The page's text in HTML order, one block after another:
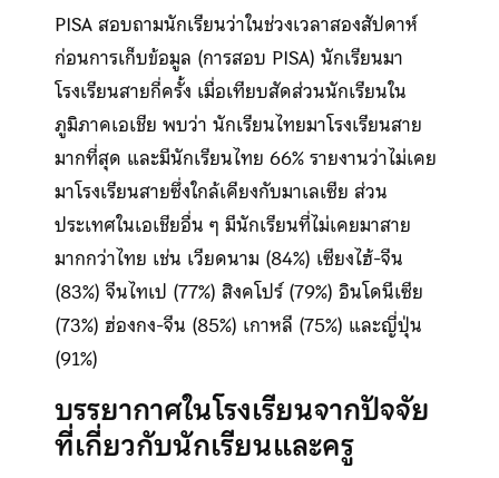
PISA สอบถามนักเรียนว่าในช่วงเวลาสองสัปดาห์
ก่อนการเก็บข้อมูล (การสอบ PISA) นักเรียนมา
โรงเรียนสายกี่ครั้ง เมื่อเทียบสัดส่วนนักเรียนใน
ภูมิภาคเอเชีย พบว่า นักเรียนไทยมาโรงเรียนสาย
มากที่สุด และมีนักเรียนไทย 66% รายงานว่าไม่เคย
มาโรงเรียนสายซึ่งใกล้เคียงกับมาเลเซีย ส่วน
ประเทศในเอเชียอื่น ๆ มีนักเรียนที่ไม่เคยมาสาย
มากกว่าไทย เช่น เวียดนาม (84%) เซียงไฮ้-จีน
(83%) จีนไทเป (77%) สิงคโปร์ (79%) อินโดนีเซีย
(73%) ฮ่องกง-จีน (85%) เกาหลี (75%) และญี่ปุ่น
(91%)
บรรยากาศในโรงเรียนจากปัจจัย
ที่เกี่ยวกับนักเรียนและครู